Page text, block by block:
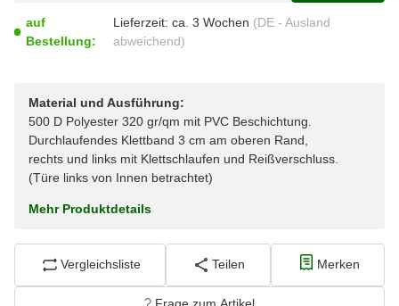
auf
Bestellung:
Lieferzeit: ca. 3 Wochen (DE - Ausland
abweichend)
Material und Ausführung:
500 D Polyester 320 gr/qm mit PVC Beschichtung.
Durchlaufendes Klettband 3 cm am oberen Rand,
rechts und links mit Klettschlaufen und Reißverschluss.
(Türe links von Innen betrachtet)
Mehr Produktdetails
Vergleichsliste Teilen Merken
Frage zum Artikel